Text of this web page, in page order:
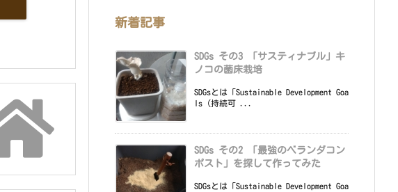
新着記事
SDGs その3 「サスティナブル」キ
ノコの菌床栽培
SDGsとは「Sustainable Development Goa
ls（持続可 ...
SDGs その2 「最強のベランダコン
ポスト」を探して作ってみた
SDGsとは「Sustainable Development Goa